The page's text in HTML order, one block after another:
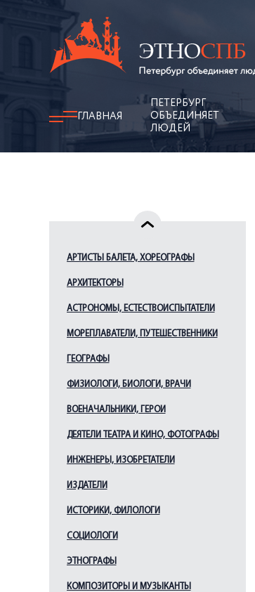
ГЛАВНАЯ
ПЕТЕРБУРГ
ОБЪЕДИНЯЕТ
ЛЮДЕЙ
АРТИСТЫ БАЛЕТА, ХОРЕОГРАФЫ
АРХИТЕКТОРЫ
АСТРОНОМЫ, ЕСТЕСТВОИСПЫТАТЕЛИ
МОРЕПЛАВАТЕЛИ, ПУТЕШЕСТВЕННИКИ
ГЕОГРАФЫ
ФИЗИОЛОГИ, БИОЛОГИ, ВРАЧИ
ВОЕНАЧАЛЬНИКИ, ГЕРОИ
ДЕЯТЕЛИ ТЕАТРА И КИНО, ФОТОГРАФЫ
ИНЖЕНЕРЫ, ИЗОБРЕТАТЕЛИ
ИЗДАТЕЛИ
ИСТОРИКИ, ФИЛОЛОГИ
СОЦИОЛОГИ
ЭТНОГРАФЫ
КОМПОЗИТОРЫ И МУЗЫКАНТЫ